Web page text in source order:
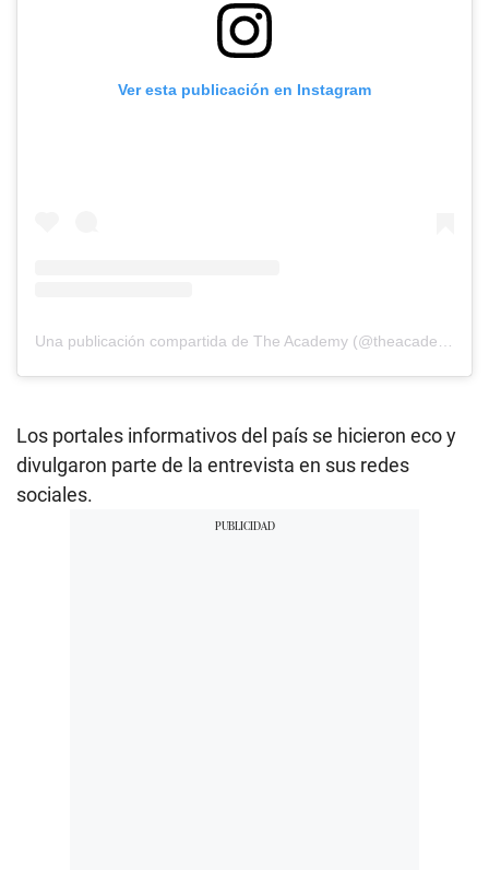
Ver esta publicación en Instagram
Los portales informativos del país se hicieron eco y
divulgaron parte de la entrevista en sus redes
sociales.